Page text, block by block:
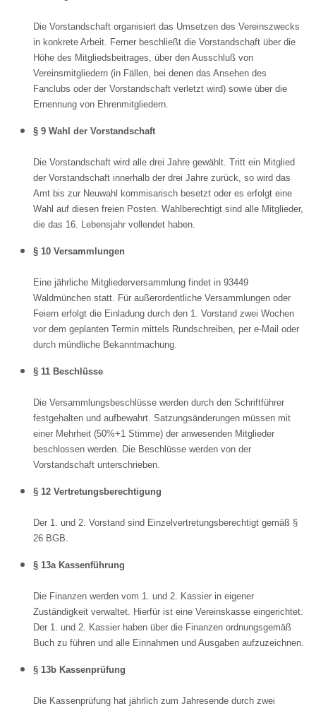
Die Vorstandschaft organisiert das Umsetzen des Vereinszwecks
in konkrete Arbeit. Ferner beschließt die Vorstandschaft über die
Höhe des Mitgliedsbeitrages, über den Ausschluß von
Vereinsmitgliedern (in Fällen, bei denen das Ansehen des
Fanclubs oder der Vorstandschaft verletzt wird) sowie über die
Ernennung von Ehrenmitgliedern.
§ 9 Wahl der Vorstandschaft
Die Vorstandschaft wird alle drei Jahre gewählt. Tritt ein Mitglied
der Vorstandschaft innerhalb der drei Jahre zurück, so wird das
Amt bis zur Neuwahl kommisarisch besetzt oder es erfolgt eine
Wahl auf diesen freien Posten. Wahlberechtigt sind alle Mitglieder,
die das 16. Lebensjahr vollendet haben.
§ 10 Versammlungen
Eine jährliche Mitgliederversammlung findet in 93449
Waldmünchen statt. Für außerordentliche Versammlungen oder
Feiern erfolgt die Einladung durch den 1. Vorstand zwei Wochen
vor dem geplanten Termin mittels Rundschreiben, per e-Mail oder
durch mündliche Bekanntmachung.
§ 11 Beschlüsse
Die Versammlungsbeschlüsse werden durch den Schriftführer
festgehalten und aufbewahrt. Satzungsänderungen müssen mit
einer Mehrheit (50%+1 Stimme) der anwesenden Mitglieder
beschlossen werden. Die Beschlüsse werden von der
Vorstandschaft unterschrieben.
§ 12 Vertretungsberechtigung
Der 1. und 2. Vorstand sind Einzelvertretungsberechtigt gemäß §
26 BGB.
§ 13a Kassenführung
Die Finanzen werden vom 1. und 2. Kassier in eigener
Zuständigkeit verwaltet. Hierfür ist eine Vereinskasse eingerichtet.
Der 1. und 2. Kassier haben über die Finanzen ordnungsgemäß
Buch zu führen und alle Einnahmen und Ausgaben aufzuzeichnen.
§ 13b Kassenprüfung
Die Kassenprüfung hat jährlich zum Jahresende durch zwei